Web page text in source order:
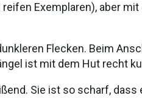
Exemplaren), aber
Flecken. Beim
ist mit dem Hut recht
Sie ist so scharf, dass